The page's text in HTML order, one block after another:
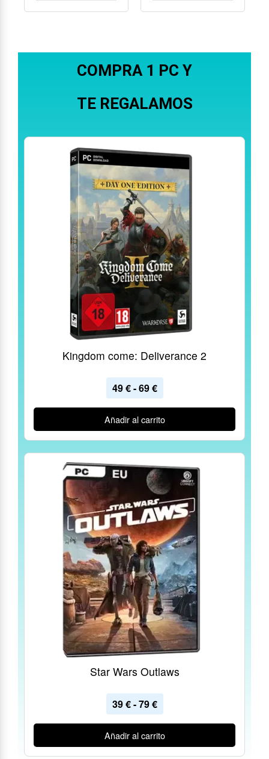
COMPRA 1 PC Y
TE REGALAMOS
Kingdom come: Deliverance 2
49€-69€
Añadir al carrito
Star Wars Outlaws
39€-79€
Añadir al carrito